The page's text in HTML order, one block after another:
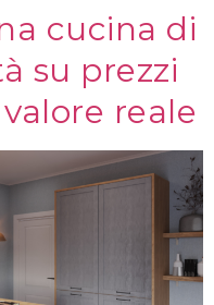
cucina di
su prezzi
reale